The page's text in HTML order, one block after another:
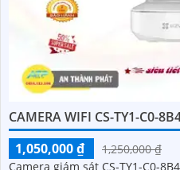
CAMERA WIFI CS-TY1-C0-
1,050,000 ₫
1,250,000 ₫
Camera giám sát CS-TY1-C0-